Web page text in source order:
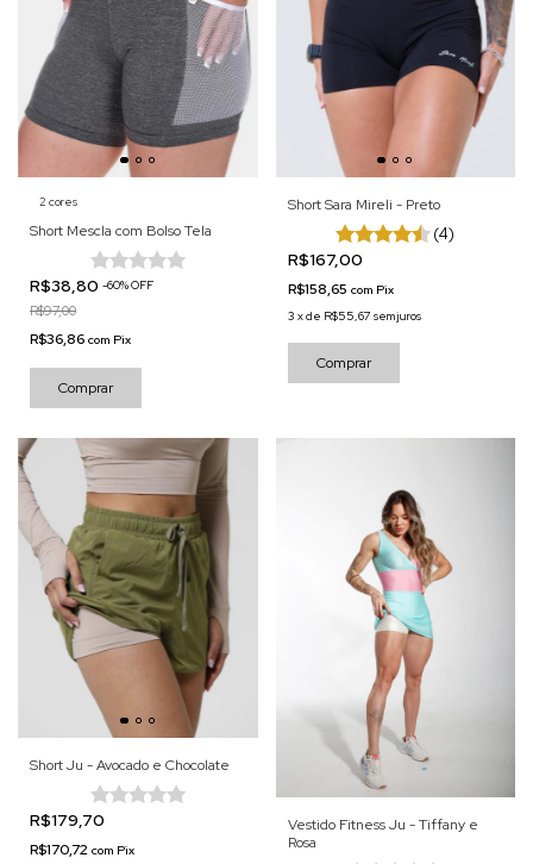
2 cores
Short Mescla com Bolso Tela
R$38,80 -60%OFF
R$97,00
R$36,86 com Pix
Comprar
Short Sara Mireli - Preto
(4)
R$167,00
R$158,65 com Pix
3 xde R$55,67 sem juros
Comprar
Short Ju - Avocado e Chocolate
R$179,70
R$170,72 com Pix
Vestido Fitness Ju - Tiffany e
Rosa